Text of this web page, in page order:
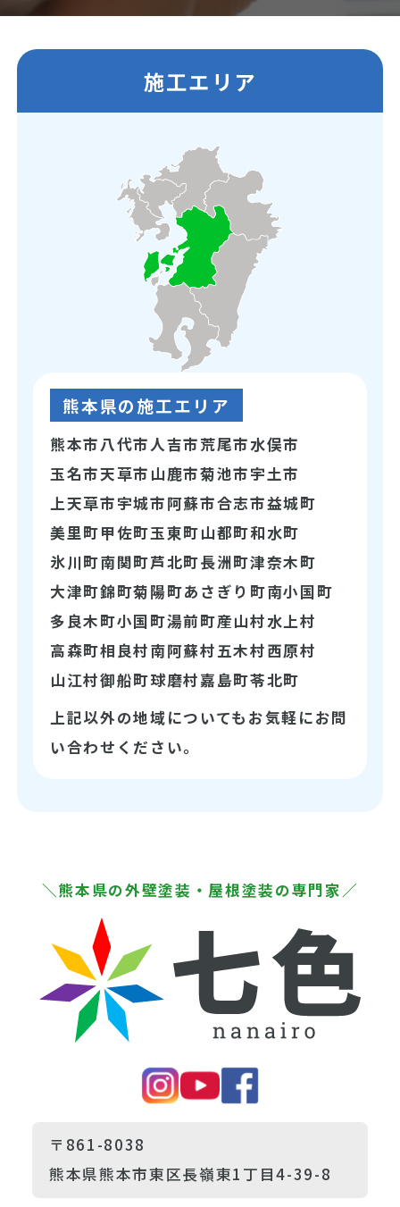
施工エリア
熊本県の施工エリア
熊本市八代市人吉市荒尾市水俣市
玉名市天草市 山鹿市菊池市宇土市
上天草市宇城市阿蘇市合志市益城町
美里町甲佐町玉東町山都町和水町
氷川町南関町芦北町長洲町津奈木町
大津町錦町菊陽町あさぎり町南小国町
多良木町小国町湯前町産山村水上村
高森町相良村南阿蘇村五木村西原村
山江村御船町球磨村嘉島町苓北町
上記以外の地域についてもお気軽にお問
い合わせください。
＼熊本県の外壁塗装・屋根塗装の専門家／
〒861-8038
熊本県熊本市東区長嶺東1丁目4-39-8